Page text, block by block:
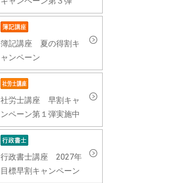
簿記講座 夏の得割キ
ャンペーン
社労士講座 早割キャ
ンペーン第１弾実施中
行政書士講座 2027年
目標早割キャンペーン